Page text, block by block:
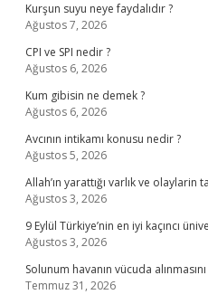
Kurşun suyu neye faydalıdır ?
Ağustos 7, 2026
CPI ve SPI nedir ?
Ağustos 6, 2026
Kum gibisin ne demek ?
Ağustos 6, 2026
Avcının intikamı konusu nedir ?
Ağustos 5, 2026
Allah’ın yarattığı varlık ve olaylarin
Ağustos 3, 2026
9 Eylül Türkiye’nin en iyi kaçıncı
Ağustos 3, 2026
Solunum havanın vücuda
Temmuz 31, 2026